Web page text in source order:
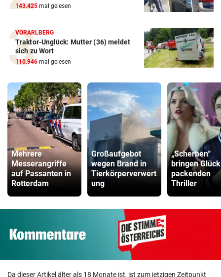
143.425 mal gelesen
VORARLBERG
Traktor-Unglück: Mutter (36) meldet
sich zu Wort
110.946 mal gelesen
Mehrere
Messerangriffe
auf Passanten in
Rotterdam
Großaufgebot
wegen Brand in
Tierkörperverwert
ung
„Scherben“
bringen
packenden
Thriller
Da dieser Artikel älter als 18 Monate ist, ist zum jetzigen Zeitpunkt